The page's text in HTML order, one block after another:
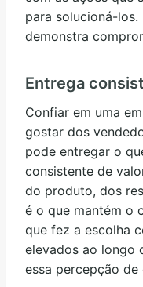
para solucioná-
demonstra
Entrega
Confiar em uma
gostar dos
pode entregar o
consistente de
do produto, dos
é o que mantém o
que fez a escolha
elevados ao longo
essa percepção